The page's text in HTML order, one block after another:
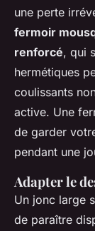
une perte
fermoir
renforcé, qui
hermétiques
coulissants
active. Une
de garder
pendant une
Adapter le
Un jonc large
de paraître